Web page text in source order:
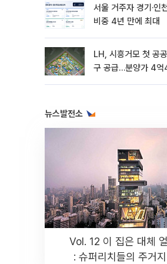
서울 거주자 경기·인
비중 4년 만에 최대
LH, 시흥거모 첫 공
구 공급…분양가 4
뉴스발전소
Vol. 12 이 집은 대체
: 슈퍼리치들의 주거